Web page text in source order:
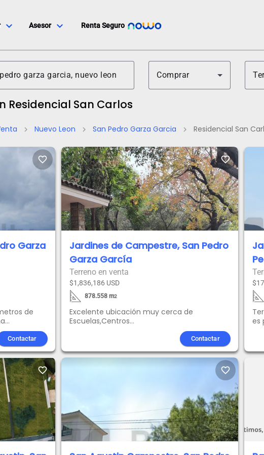
expand_more Asesor expand_more Renta Seguro
Comprar
Residencial San Carlos
chevron_right Nuevo Leon chevron_right San Pedro Garza Garcia chevron_right Residencial San
favorite_border
Garza
de
mide 98
de
sanitario y
metálica,
así
las calles
Dulces
Girasol
Contactar
favorite_border
Jardines de Campestre, San Pedro
Garza García
Terreno en venta
$1,836,186 USD
878.558 m2
Excelente ubicación muy cerca de
Escuelas,Centros
Comerciales,Cines,Teatros,Hospitales,Parques
y Museos. Con acceso rápido a las
principales avenidas de la ciudad de
Monterrey.
Contactar
es
favorite_border favorite_border